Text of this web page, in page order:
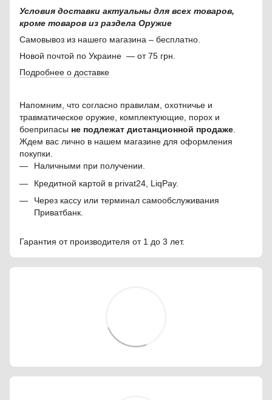
Условия доставки актуальны для всех товаров,
кроме товаров из раздела Оружие
Самовывоз из нашего магазина – бесплатно.
Новой почтой по Украине — от 75 грн.
Подробнее о доставке
Напомним, что согласно правилам, охотничье и
травматическое оружие, комплектующие, порох и
боеприпасы не подлежат дистанционной продаже
Ждем вас лично в нашем магазине для оформления
покупки.
Наличными при получении.
Кредитной картой в privat24, LiqPay.
Через кассу или терминал самообслуживания
Приватбанк.
Гарантия от производителя от 1 до 3 лет.